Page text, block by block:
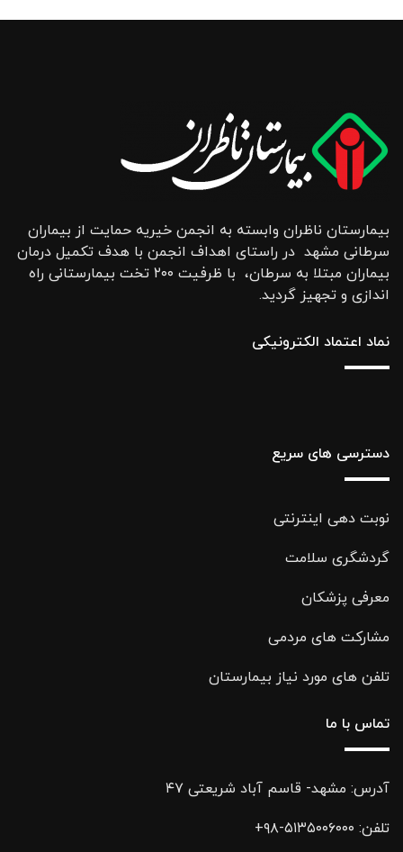
بیمارستان ناظران وابسته به انجمن خیریه حمایت از بیماران
سرطانی مشهد در راستای اهداف انجمن با هدف تکمیل درمان
بیماران مبتلا به سرطان، با ظرفیت ۲۰۰ تخت بیمارستانی راه
اندازی و تجهیز گردید.
نماد اعتماد الکترونیکی
دسترسی های سریع
نوبت دهی اینترنتی
گردشگری سلامت
معرفی پزشکان
مشارکت های مردمی
تلفن های مورد نیاز بیمارستان
تماس با ما
آدرس: مشهد- قاسم آباد شریعتی ۴۷
تلفن: ۵۱۳۵۰۰۶۰۰۰-۹۸+